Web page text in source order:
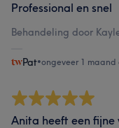
Professional en snel
Behandeling door
Pat•ongeveer 1 maand
Anita heeft een fijne